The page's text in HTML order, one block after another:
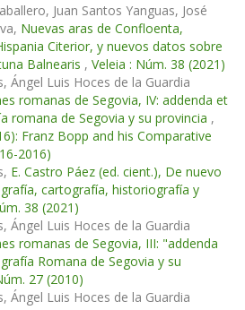
Juan Santos Yanguas, José
Nuevas aras de Confloenta,
Citerior, y nuevos datos sobre
Balnearis , Veleia : Núm. 38 (2021)
Ángel Luis Hoces de la Guardia
romanas de Segovia, IV: addenda et
romana de Segovia y su provincia ,
Franz Bopp and his Comparative
2016)
E. Castro Páez (ed. cient.), De nuevo
cartografía, historiografía y
38 (2021)
Ángel Luis Hoces de la Guardia
romanas de Segovia, III: "addenda
Romana de Segovia y su
27 (2010)
Ángel Luis Hoces de la Guardia